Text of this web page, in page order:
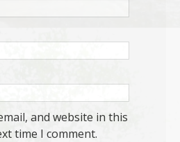
and website in this
time I comment.